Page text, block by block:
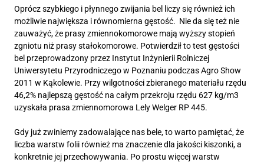
Oprócz szybkiego i płynnego zwijania bel liczy się również ich
możliwie największa i równomierna gęstość. Nie da się też nie
zauważyć, że prasy zmiennokomorowe mają wyższy stopień
zgniotu niż prasy stałokomorowe. Potwierdził to test gęstości
bel przeprowadzony przez Instytut Inżynierii Rolniczej
Uniwersytetu Przyrodniczego w Poznaniu podczas Agro Show
2011 w Kąkolewie. Przy wilgotności zbieranego materiału rzędu
46,2% najlepszą gęstość na całym przekroju rzędu 627 kg/m3
uzyskała prasa zmiennomorowa Lely Welger RP 445.
Gdy już zwiniemy zadowalające nas bele, to warto pamiętać, że
liczba warstw folii również ma znaczenie dla jakości kiszonki, a
konkretnie jej przechowywania. Po prostu więcej warstw